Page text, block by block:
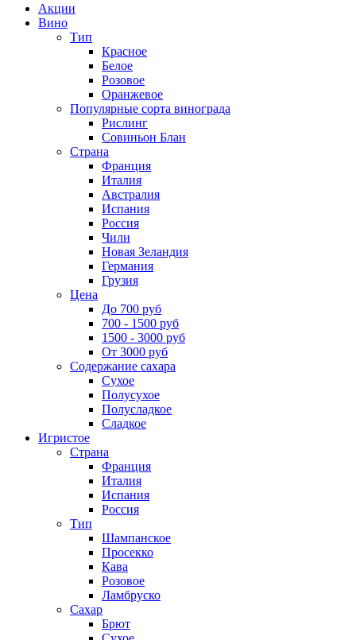
Акции
Вино
Тип
Красное
Белое
Розовое
Оранжевое
Популярные сорта винограда
Рислинг
Совиньон Блан
Страна
Франция
Италия
Австралия
Испания
Россия
Чили
Новая Зеландия
Германия
Грузия
Цена
До 700 руб
700 - 1500 руб
1500 - 3000 руб
От 3000 руб
Содержание сахара
Сухое
Полусухое
Полусладкое
Сладкое
Игристое
Страна
Франция
Италия
Испания
Россия
Тип
Шампанское
Просекко
Кава
Розовое
Ламбруско
Сахар
Брют